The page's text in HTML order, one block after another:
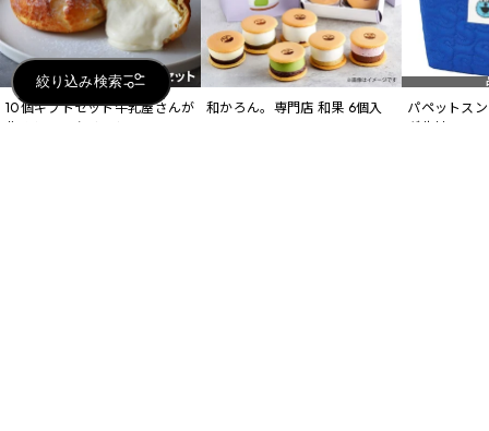
絞り込み検索
10個ギフトセット牛乳屋さんが
作るシュークリーム Milk &
和かろん。専門店 和果 6個入
パペットス
グ生地 ラン